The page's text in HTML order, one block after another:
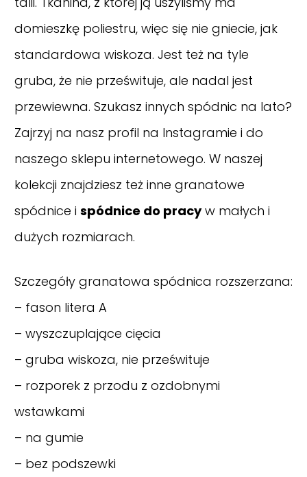
domieszkę poliestru, więc się nie gniecie, jak
standardowa wiskoza. Jest też na tyle
gruba, że nie prześwituje, ale nadal jest
przewiewna. Szukasz innych spódnic na lato?
Zajrzyj na nasz profil na Instagramie i do
naszego sklepu internetowego. W naszej
kolekcji znajdziesz też inne granatowe
spódnice i spódnice do pracyw małych i
dużych rozmiarach.
Szczegóły granatowa spódnica rozszerzana:
– fason litera A
– wyszczuplające cięcia
– gruba wiskoza, nie prześwituje
– rozporek z przodu z ozdobnymi
wstawkami
– na gumie
– bez podszewki